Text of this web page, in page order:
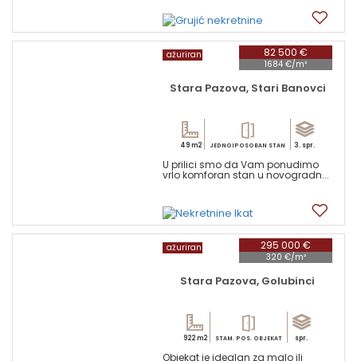
82 500 €
1684 €/m²
ažuriran
Stara Pazova, Stari Banovci
49 m2 JEDNOIPOSOBAN STAN 3. spr.
U prilici smo da Vam ponudimo
vrlo komforan stan u novogradn...
295 000 €
320 €/m²
ažuriran
Stara Pazova, Golubinci
922 m2 STAM. POS. OBJEKAT spr.
Objekat je idealan za malo ili